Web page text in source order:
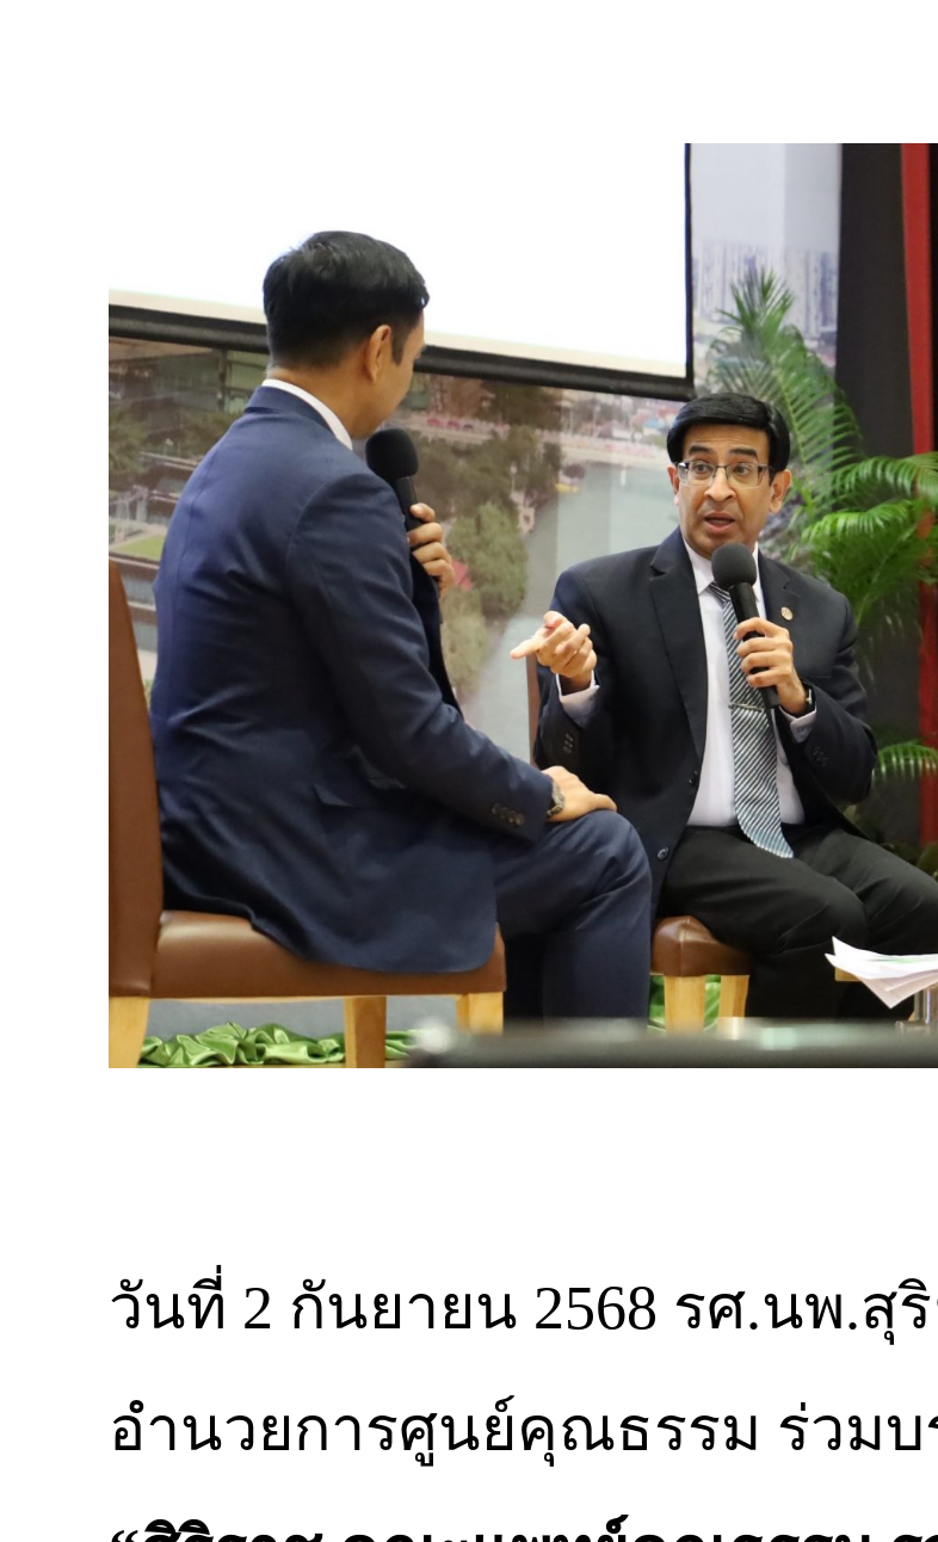
วันที่ 2 กันยายน 2568 รศ.นพ.สุ
อำนวยการศูนย์คุณธรรม ร่วมบ